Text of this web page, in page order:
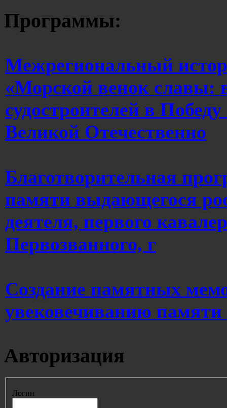
Программы:
Межрегиональный
«Морской венок славы:
судостроителей в
Великой Отечественно
Благотворительная
памяти выдающегося
деятеля, первого
Первозванного, г
Создание памятных
увековечиванию
Авторизация
Логин